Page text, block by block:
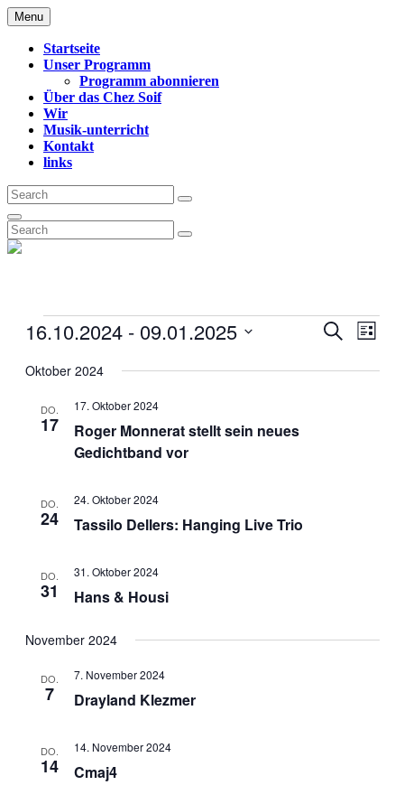
Skip
to
content
CHEZ SOIF
Menu
Startseite
Unser Programm
Programm abonnieren
Über das Chez Soif
Wir
Musik-unterricht
Kontakt
links
Search
for:
Search
Search
Search
for:
Search
Veranstaltungen Suche
Liste
16.10.2024 - 09.01.2025
wählen.
Oktober 2024
DO.
17
Roger Monnerat stellt sein neues
Gedichtband vor
17. Oktober 2024
DO.
24 Tassilo Dellers: Hanging Live Trio
24. Oktober 2024
DO.
31 Hans & Housi
31. Oktober 2024
November 2024
DO.
7 Drayland Klezmer
7. November 2024
DO.
14 Cmaj4
14. November 2024